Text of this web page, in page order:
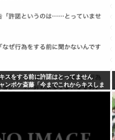
スをする前に許諾はとってません
ンポケ斎藤「今までこれからキスしま
言することなかったので」